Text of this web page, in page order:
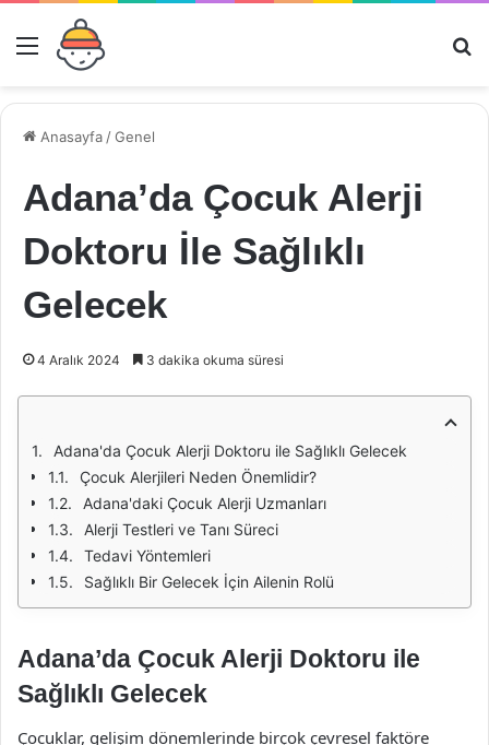
Menü
Anasayfa /Genel
Adana’da Çocuk Alerji
Doktoru İle Sağlıklı
Gelecek
4 Aralık 2024 3 dakika okuma süresi
Adana'da Çocuk Alerji Doktoru ile Sağlıklı Gelecek
Çocuk Alerjileri Neden Önemlidir?
Adana'daki Çocuk Alerji Uzmanları
Alerji Testleri ve Tanı Süreci
Tedavi Yöntemleri
Sağlıklı Bir Gelecek İçin Ailenin Rolü
Adana’da Çocuk Alerji Doktoru ile
Sağlıklı Gelecek
Çocuklar, gelişim dönemlerinde birçok çevresel faktöre